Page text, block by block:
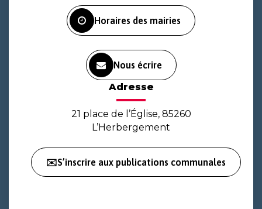
Horaires des mairies
Nous écrire
Adresse
21 place de l’Église, 85260
L’Herbergement
✉️S’inscrire aux publications communales